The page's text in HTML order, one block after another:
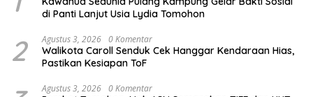
di Panti Lanjut Usia Lydia Tomohon
2 Agustus 3, 2026 0 Komentar
Walikota Caroll Senduk Cek Hanggar Kendaraan Hias,
Pastikan Kesiapan ToF
Agustus 3, 2026 0 Komentar